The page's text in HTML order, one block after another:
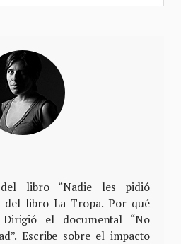
del libro “Nadie les pidió
del libro La Tropa. Por qué
el documental “No
Escribe sobre el impacto